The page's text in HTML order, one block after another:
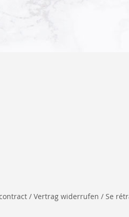
/ Vertrag widerrufen / Se